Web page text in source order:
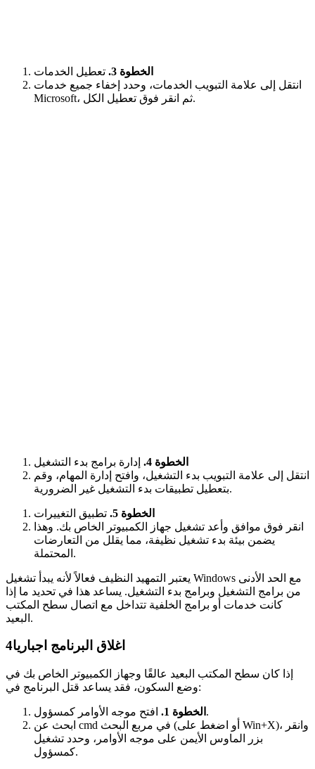
الخطوة 3.
تعطيل الخدمات
انتقل إلى علامة التبويب الخدمات، وحدد إخفاء جميع خدمات
Microsoft، ثم انقر فوق تعطيل الكل.
الخطوة 4.
إدارة برامج بدء التشغيل
انتقل إلى علامة التبويب بدء التشغيل، وافتح إدارة المهام، وقم
بتعطيل تطبيقات بدء التشغيل غير الضرورية.
الخطوة 5.
تطبيق التغييرات
انقر فوق موافق وأعد تشغيل جهاز الكمبيوتر الخاص بك. وهذا
يضمن بيئة بدء تشغيل نظيفة، مما يقلل من التعارضات
المحتملة.
يعتبر التمهيد النظيف فعالاً لأنه يبدأ تشغيل Windows مع الحد الأدنى
من برامج التشغيل وبرامج بدء التشغيل. يساعد هذا في تحديد ما إذا
كانت خدمات أو برامج الخلفية تتداخل مع اتصال سطح المكتب
البعيد.
4اغلاق البرنامج اجباريا
إذا كان سطح المكتب البعيد عالقًا وجهاز الكمبيوتر الخاص بك في
وضع السكون، فقد يساعد قتل البرنامج في:
الخطوة 1. افتح موجه الأوامر كمسؤول.
ابحث عن cmd في مربع البحث (أو اضغط على Win+X)، وانقر
بزر الماوس الأيمن على موجه الأوامر، وحدد تشغيل
كمسؤول.